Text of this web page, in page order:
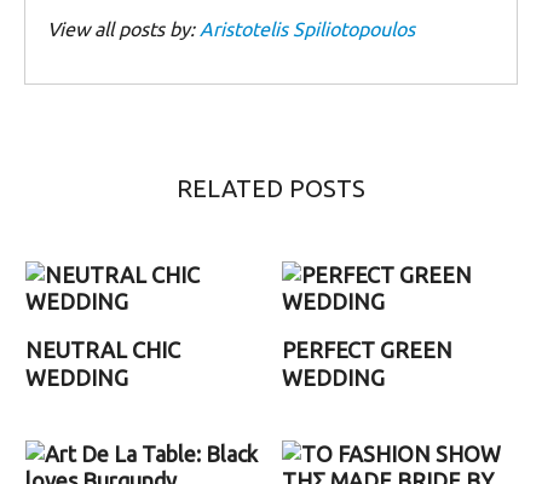
View all posts by: Aristotelis Spiliotopoulos
RELATED POSTS
NEUTRAL CHIC
WEDDING
PERFECT GREEN
WEDDING